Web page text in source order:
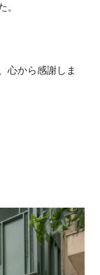
。
心から感謝しま